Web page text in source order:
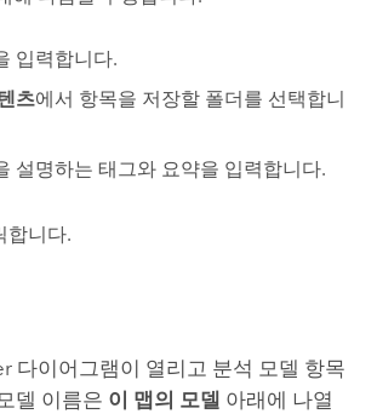
입력합니다.
츠에서 항목을 저장할 폴더를 선택합니
설명하는 태그와 요약을 입력합니다.
합니다.
다이어그램이 열리고 분석 모델 항목
델 이름은 이 맵의 모델 아래에 나열